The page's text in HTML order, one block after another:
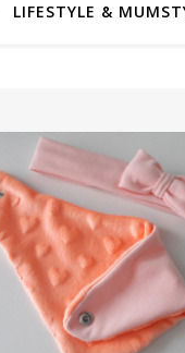
LIFESTYLE &